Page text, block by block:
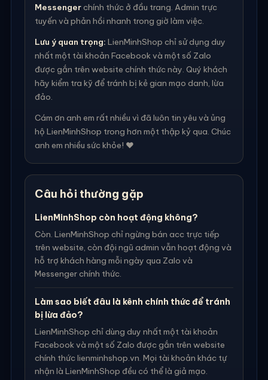
Messengerchính thức ở đầu trang. Admin trực
tuyến và phản hồi nhanh trong giờ làm việc.
Lưu ý quan trọng: LienMinhShop chỉ sử dụng duy
nhất một tài khoản Facebook và một số Zalo
được gắn trên website chính thức này. Quý khách
hãy kiểm tra kỹ để tránh bị kẻ gian mạo danh, lừa
đảo.
Cám ơn anh em rất nhiều vì đã luôn tin yêu và ủng
hộ LienMinhShop trong hơn một thập kỷ qua. Chúc
anh em nhiều sức khỏe! ❤️
Câu hỏi thường gặp
LienMinhShop còn hoạt động không?
Còn. LienMinhShop chỉ ngừng bán acc trực tiếp
trên website, còn đội ngũ admin vẫn hoạt động và
hỗ trợ khách hàng mỗi ngày qua Zalo và
Messenger chính thức.
Làm sao biết đâu là kênh chính thức để tránh
bị lừa đảo?
LienMinhShop chỉ dùng duy nhất một tài khoản
Facebook và một số Zalo được gắn trên website
chính thức lienminhshop.vn. Mọi tài khoản khác tự
nhận là LienMinhShop đều có thể là giả mạo.